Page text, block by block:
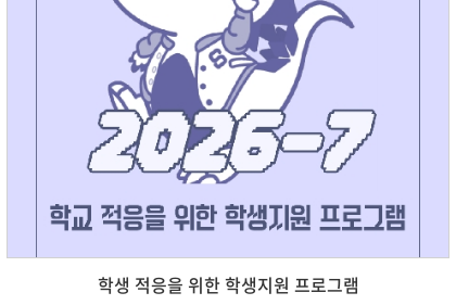
학생 적응을 위한 학생지원 프로그램